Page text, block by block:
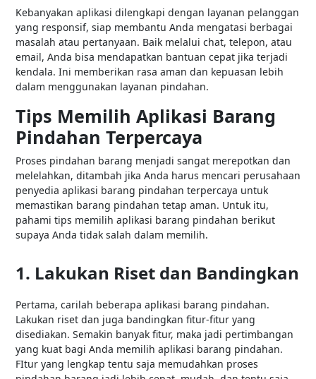
Kebanyakan aplikasi dilengkapi dengan layanan pelanggan
yang responsif, siap membantu Anda mengatasi berbagai
masalah atau pertanyaan. Baik melalui chat, telepon, atau
email, Anda bisa mendapatkan bantuan cepat jika terjadi
kendala. Ini memberikan rasa aman dan kepuasan lebih
dalam menggunakan layanan pindahan.
Tips Memilih Aplikasi Barang
Pindahan Terpercaya
Proses pindahan barang menjadi sangat merepotkan dan
melelahkan, ditambah jika Anda harus mencari perusahaan
penyedia aplikasi barang pindahan terpercaya untuk
memastikan barang pindahan tetap aman. Untuk itu,
pahami tips memilih aplikasi barang pindahan berikut
supaya Anda tidak salah dalam memilih.
1. Lakukan Riset dan Bandingkan
Pertama, carilah beberapa aplikasi barang pindahan.
Lakukan riset dan juga bandingkan fitur-fitur yang
disediakan. Semakin banyak fitur, maka jadi pertimbangan
yang kuat bagi Anda memilih aplikasi barang pindahan.
FItur yang lengkap tentu saja memudahkan proses